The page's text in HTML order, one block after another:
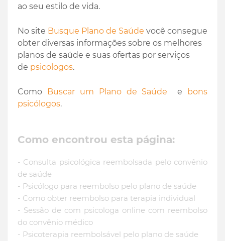
ao seu estilo de vida.
No site Busque Plano de Saúde você consegue
obter diversas informações sobre os melhores
planos de saúde e suas ofertas por serviços
de psicologos.
Como Buscar um Plano de Saúde e
bons
psicólogos.
Como encontrou esta página:
- Consulta psicológica reembolsada pelo convênio
de saúde
- Psicólogo para reembolso pelo plano de saúde
- Como obter reembolso para terapia individual
- Sessão de com psicologa online com reembolso
do convênio médico
- Psicoterapia reembolsável pelo plano de saúde